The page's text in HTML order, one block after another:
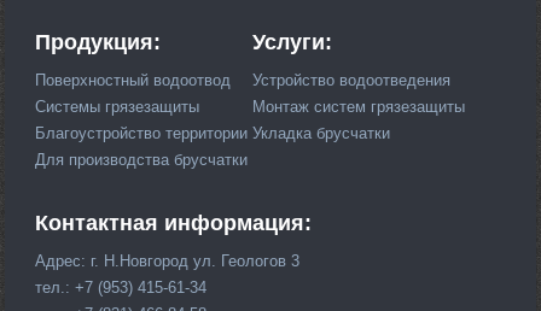
Продукция:
Поверхностный водоотвод
Системы грязезащиты
Благоустройство территории
Для производства брусчатки
Услуги:
Устройство водоотведения
Монтаж систем грязезащиты
Укладка брусчатки
Контактная информация:
Адрес: г. Н.Новгород ул. Геологов 3
тел.: +7 (953) 415-61-34